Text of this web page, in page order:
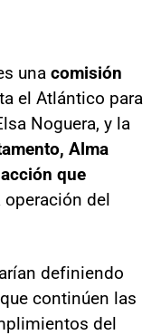
una comisión
el Atlántico para
Noguera, y la
Alma
que
operación del
definiendo
continúen las
del